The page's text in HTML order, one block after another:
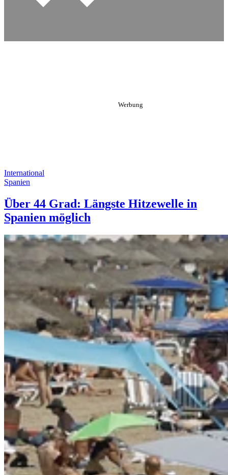
International
Spanien
Über 44 Grad: Längste Hitzewelle in
Spanien möglich